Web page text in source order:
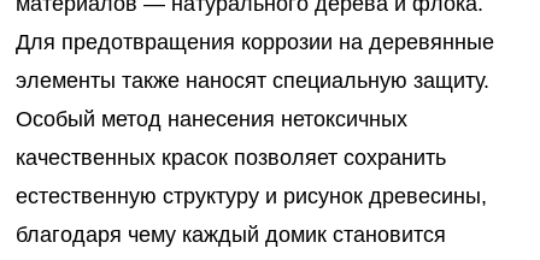
Для предотвращения коррозии на деревянные
элементы также наносят специальную защиту.
Особый метод нанесения нетоксичных
качественных красок позволяет сохранить
естественную структуру и рисунок древесины,
благодаря чему каждый домик становится